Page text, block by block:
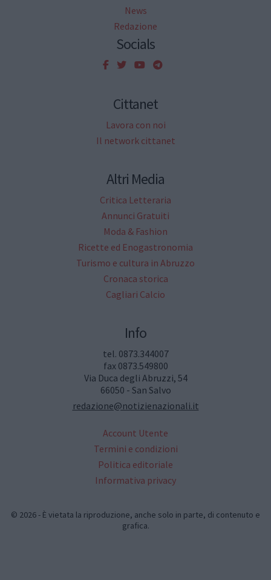
News
Redazione
Socials
Cittanet
Lavora con noi
Il network cittanet
Altri Media
Critica Letteraria
Annunci Gratuiti
Moda & Fashion
Ricette ed Enogastronomia
Turismo e cultura in Abruzzo
Cronaca storica
Cagliari Calcio
Info
tel. 0873.344007
fax 0873.549800
Via Duca degli Abruzzi, 54
66050 - San Salvo
redazione@notizienazionali.it
Account Utente
Termini e condizioni
Politica editoriale
Informativa privacy
© 2026 - È vietata la riproduzione, anche solo in parte, di contenuto e
grafica.